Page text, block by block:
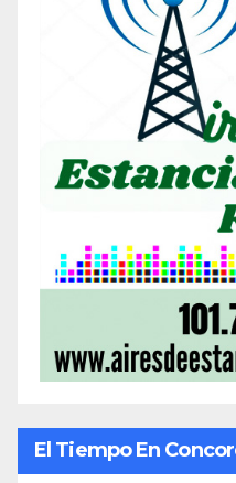
El Tiempo En